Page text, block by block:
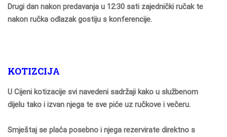
Drugi dan nakon predavanja u 12:30 sati zajednički ručak te
nakon ručka odlazak gostiju s konferencije.
KOTIZCIJA
U Cijeni kotizacije svi navedeni sadržaji kako u službenom
dijelu tako i izvan njega te sve piće uz ručkove i večeru.
Smještaj se plaća posebno i njega rezervirate direktno s